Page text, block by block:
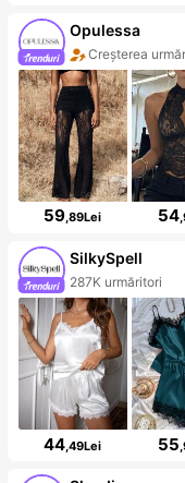
Opulessa
Creșterea
59,89Lei 54
SilkySpell
287K urmăritori
44 ,49Lei 55